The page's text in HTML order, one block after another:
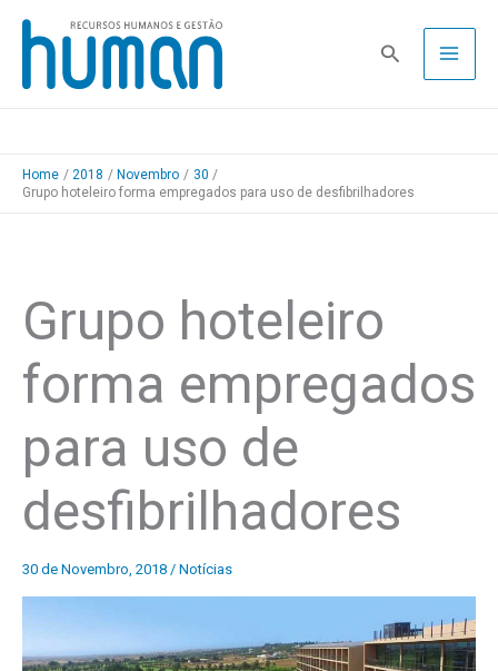
Skip
content
Pesquisa
Home 2018 Novembro
30
Grupo hoteleiro forma empregados para uso de desfibrilhadores
Grupo hoteleiro
forma empregados
para uso de
desfibrilhadores
30 de Novembro, 2018 / Notícias